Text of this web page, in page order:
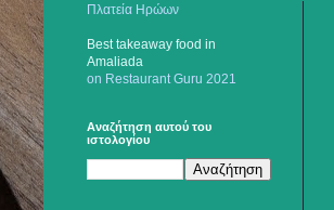
Πλατεία Ηρώων
Best takeaway food in
Amaliada
on Restaurant Guru 2021
Αναζήτηση αυτού του
ιστολογίου